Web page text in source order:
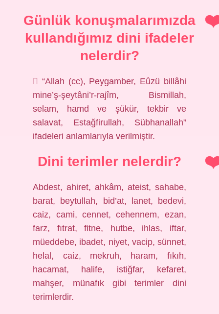
Günlük konuşmalarımızda
kullandığımız dini ifadeler
nelerdir?
 “Allah (cc), Peygamber, Eûzü billâhi
mine’ş-şeytâni’r-rajîm, Bismillah,
selam, hamd ve şükür, tekbir ve
salavat, Estağfirullah, Sübhanallah”
ifadeleri anlamlarıyla verilmiştir.
Dini terimler nelerdir?
Abdest, ahiret, ahkâm, ateist, sahabe,
barat, beytullah, bid’at, lanet, bedevi,
caiz, cami, cennet, cehennem, ezan,
farz, fıtrat, fitne, hutbe, ihlas, iftar,
müeddebe, ibadet, niyet, vacip, sünnet,
helal, caiz, mekruh, haram, fıkıh,
hacamat, halife, istiğfar, kefaret,
mahşer, münafık gibi terimler dini
terimlerdir.